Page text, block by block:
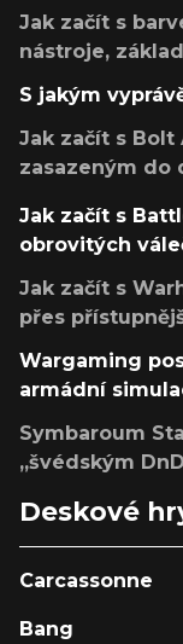
Jak začít s
nástroje,
S jakým
Jak začít s
zasazeným do
Jak začít s
obrovitých
Jak začít s
přes
Wargaming
armádní
Symbaroum
„švédským
Deskové
Carcassonne
Bang